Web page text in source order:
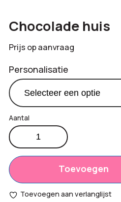
Chocolade huis
Prijs op aanvraag
Personalisatie
Totaal
opties:
€0,00
Bestelling
€0,00
Chocolade
huis
aantal
Toevoegen
Toevoegen aan verlanglijst